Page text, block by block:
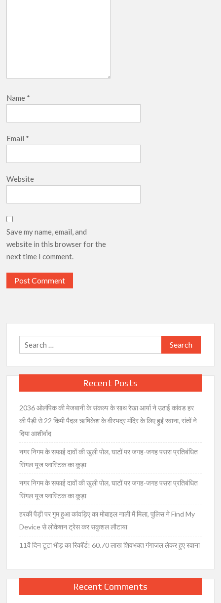
Name *
Email *
Website
Save my name, email, and
website in this browser for the
next time I comment.
Search
for:
Recent Posts
2036 ओलंपिक की मेजबानी के संकल्प के साथ रेखा आर्या ने उठाई कांवड हर
की पैड़ी से 22 किमी पैदल ऋषिकेश के वीरभद्र मंदिर के लिए हुईं रवाना, संतों ने
दिया आशीर्वाद
नगर निगम के सफाई दावों की खुली पोल, घाटों पर जगह-जगह पसरा प्रतिबंधित
सिंगल यूज प्लास्टिक का कूड़ा
नगर निगम के सफाई दावों की खुली पोल, घाटों पर जगह-जगह पसरा प्रतिबंधित
सिंगल यूज प्लास्टिक का कूड़ा
हरकी पैड़ी पर गुम हुआ कांवड़िए का मोबाइल नाली में मिला, पुलिस ने Find My
Device से लोकेशन ट्रेस कर सकुशल लौटाया
11वें दिन टूटा भीड़ का रिकॉर्ड! 60.70 लाख शिवभक्त गंगाजल लेकर हुए रवाना
Recent Comments